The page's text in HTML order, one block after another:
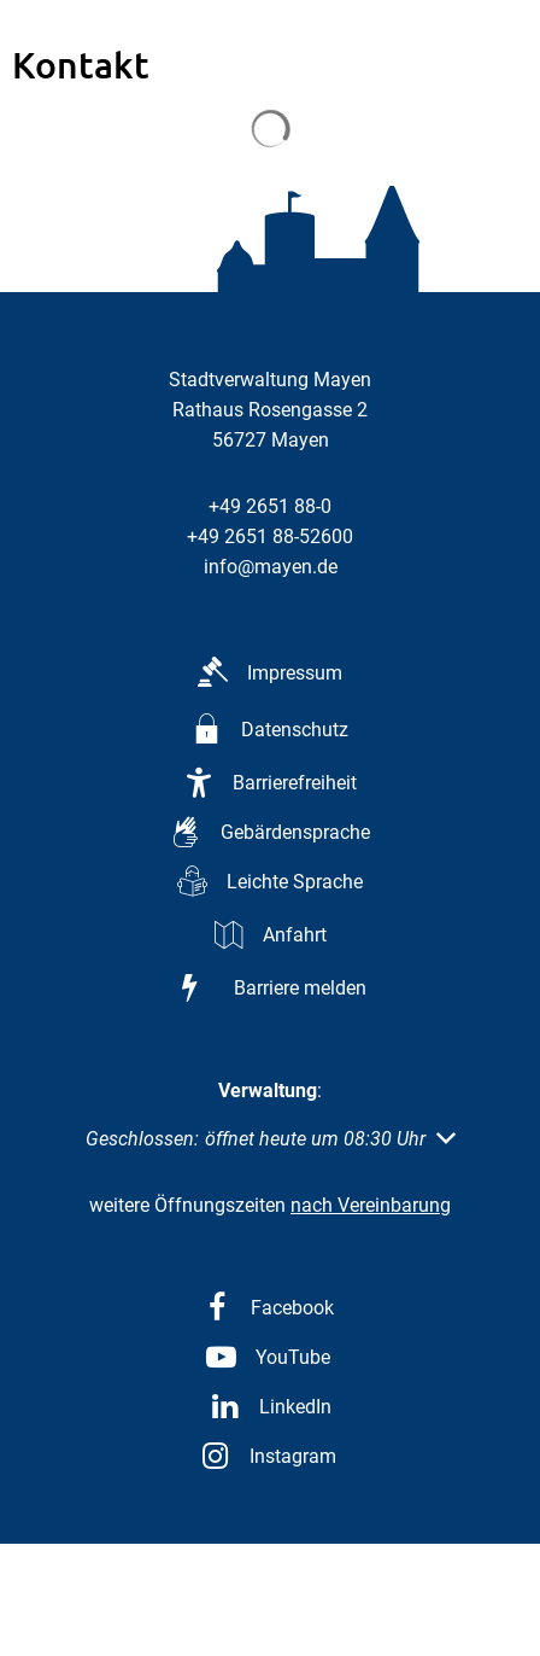
Kontakt
Stadtverwaltung Mayen
Rathaus Rosengasse 2
56727 Mayen
+49 2651 88-0
+49 2651 88-52600
info@mayen.de
Impressum
Datenschutz
Barrierefreiheit
Gebärdensprache
Leichte Sprache
Anfahrt
Barriere melden
Verwaltung:
Klicken, um weitere Öffnungs- oder Schließzeiten
Geschlossen: öffnet heute um 08:30 Uhr
weitere Öffnungszeiten nach Vereinbarung
Facebook
YouTube
LinkedIn
Instagram